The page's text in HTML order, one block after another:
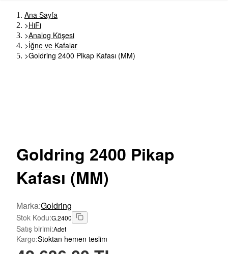
Ana Sayfa
>HiFi
>Analog Köşesi
>İğne ve Kafalar
>Goldring 2400 Pikap Kafası (MM)
Goldring 2400 Pikap
Kafası (MM)
Marka:Goldring
Stok Kodu:G.2400
Satış birimi:Adet
Kargo:Stoktan hemen teslim